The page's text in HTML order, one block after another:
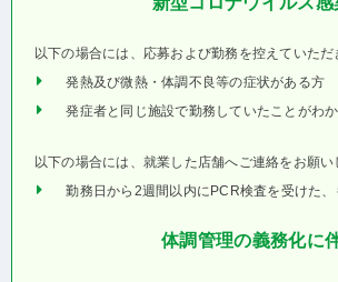
以下の場合には、応募および勤務を控えていただ
発熱及び微熱・体調不良等の症状がある方
発症者と同じ施設で勤務していたことがわ
以下の場合には、就業した店舗へご連絡をお願い
勤務日から2週間以内にPCR検査を受けた
体調管理の義務化に